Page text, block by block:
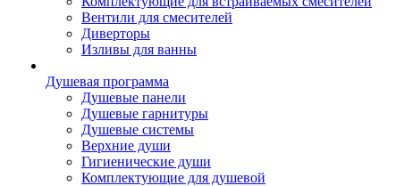
Вентили для смесителей
Диверторы
Изливы для ванны
Душевая программа
Душевые панели
Душевые гарнитуры
Душевые системы
Верхние души
Гигиенические души
Комплектующие для душевой